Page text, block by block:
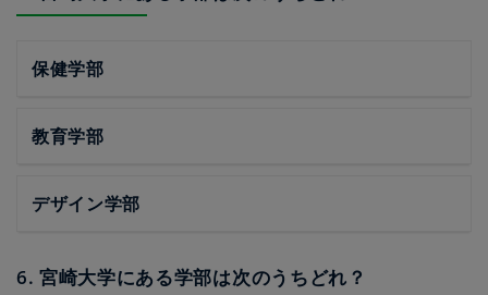
保健学部
教育学部
デザイン学部
6. 宮崎大学にある学部は次のうちどれ？